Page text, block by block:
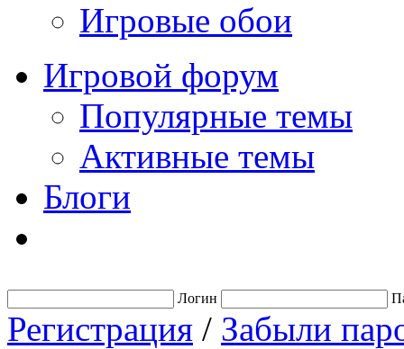
Игровые обои
Игровой форум
Популярные темы
Активные темы
Блоги
Логин
Регистрация / Забыли